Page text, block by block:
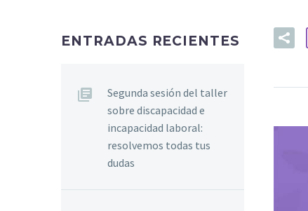
ENTRADAS RECIENTES
Segunda sesión del taller
sobre discapacidad e
incapacidad laboral:
resolvemos todas tus
dudas